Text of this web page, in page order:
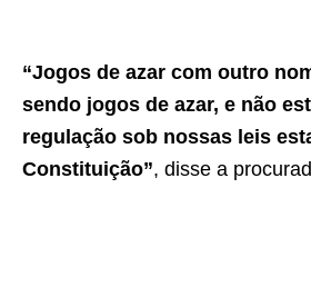
“Jogos de azar com outro
sendo jogos de azar, e não
regulação sob nossas leis
Constituição”, disse a